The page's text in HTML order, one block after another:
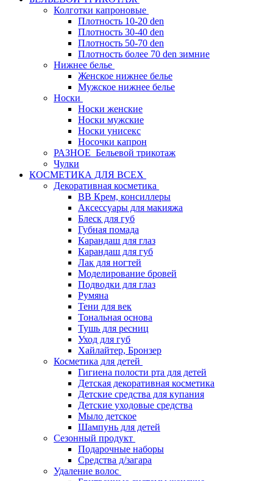
Колготки капроновые
Плотность 10-20 den
Плотность 30-40 den
Плотность 50-70 den
Плотность более 70 den зимние
Нижнее белье
Женское нижнее белье
Мужское нижнее белье
Носки
Носки женские
Носки мужские
Носки унисекс
Носочки капрон
РАЗНОЕ_Бельевой трикотаж
Чулки
КОСМЕТИКА ДЛЯ ВСЕХ
Декоративная косметика
BB Крем, консиллеры
Аксессуары для макияжа
Блеск для губ
Губная помада
Карандаш для глаз
Карандаш для губ
Лак для ногтей
Моделирование бровей
Подводки для глаз
Румяна
Тени для век
Тональная основа
Тушь для ресниц
Уход для губ
Хайлайтер, Бронзер
Косметика для детей
Гигиена полости рта для детей
Детская декоративная косметика
Детские средства для купания
Детские уходовые средства
Мыло детское
Шампунь для детей
Сезонный продукт
Подарочные наборы
Средства д/загара
Удаление волос